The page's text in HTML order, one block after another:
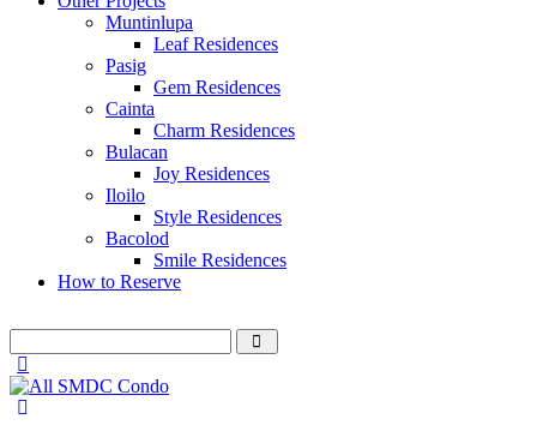
Muntinlupa
Leaf Residences
Pasig
Gem Residences
Cainta
Charm Residences
Bulacan
Joy Residences
Iloilo
Style Residences
Bacolod
Smile Residences
How to Reserve